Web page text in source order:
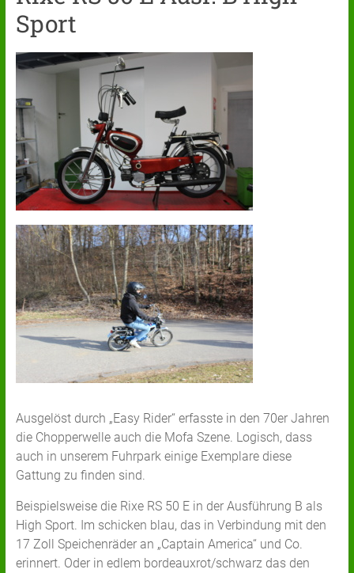
Sport
Ausgelöst durch „Easy Rider“ erfasste in den 70er Jahren
die Chopperwelle auch die Mofa Szene. Logisch, dass
auch in unserem Fuhrpark einige Exemplare diese
Gattung zu finden sind.
Beispielsweise die Rixe RS 50 E in der Ausführung B als
High Sport. Im schicken blau, das in Verbindung mit den
17 Zoll Speichenräder an „Captain America“ und Co.
erinnert. Oder in edlem bordeauxrot/schwarz das den